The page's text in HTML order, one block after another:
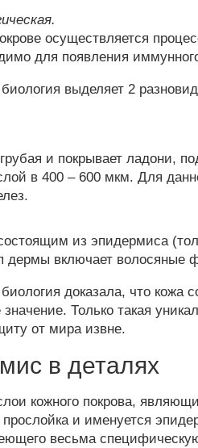
осуществляется
для появления
выделяет 2
и покрывает ладони,
в 400 – 600 мкм. Для
из эпидермиса
дермы включает волосяные
доказала, что кожа
Только такая
от мира извне.
в деталях
кожного покрова,
и именуется
весьма специфическую